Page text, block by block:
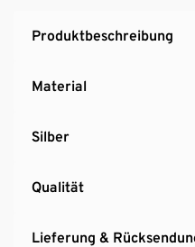
Produktbeschreibung
Material
Silber
Qualität
Lieferung &